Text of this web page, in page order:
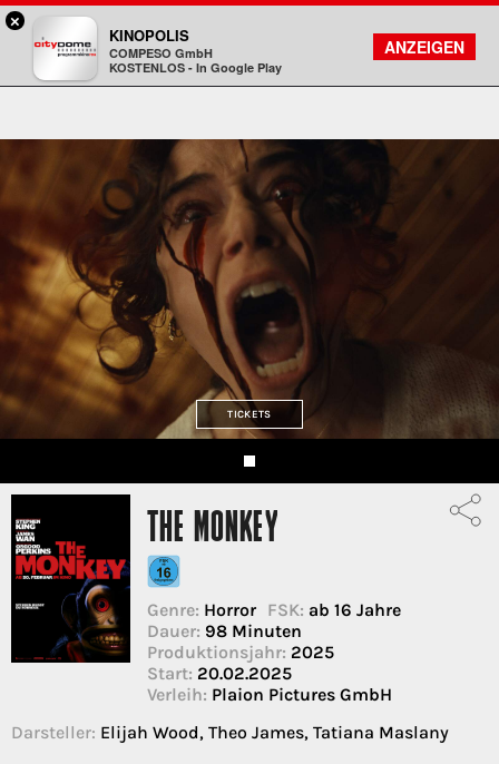
Kinopolis
FILMSUCHE
KONTO
TICKETS
THE MONKEY
Genre: Horror FSK: ab 16 Jahre
Dauer: 98 Minuten
Produktionsjahr: 2025
Start: 20.02.2025
Verleih: Plaion Pictures GmbH
Darsteller: Elijah Wood, Theo James, Tatiana Maslany
×
KINOPOLIS
COMPESO GmbH
KOSTENLOS - In Google Play
ANZEIGEN